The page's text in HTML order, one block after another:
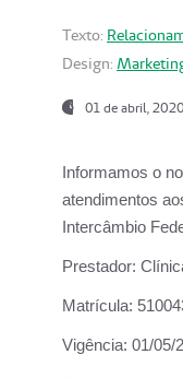
Texto:
Design:
01 de abril, 2020
Informamos o
atendimentos
Intercâmbio
Prestador:
Matrícula:
Vigência: 01/05/